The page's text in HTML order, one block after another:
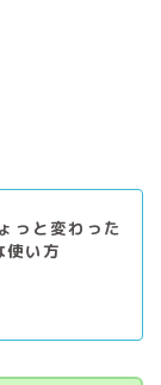
っと変わった
使い方